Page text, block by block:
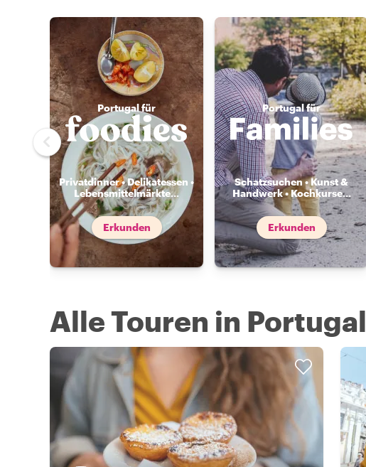
Portugal für
Privatdinner • Delikatessen •
Lebensmittelmärkte...
Erkunden
Portugal für
Schatzsuchen • Kunst &
Handwerk • Kochkurse...
Erkunden
Alle Touren in Portugal